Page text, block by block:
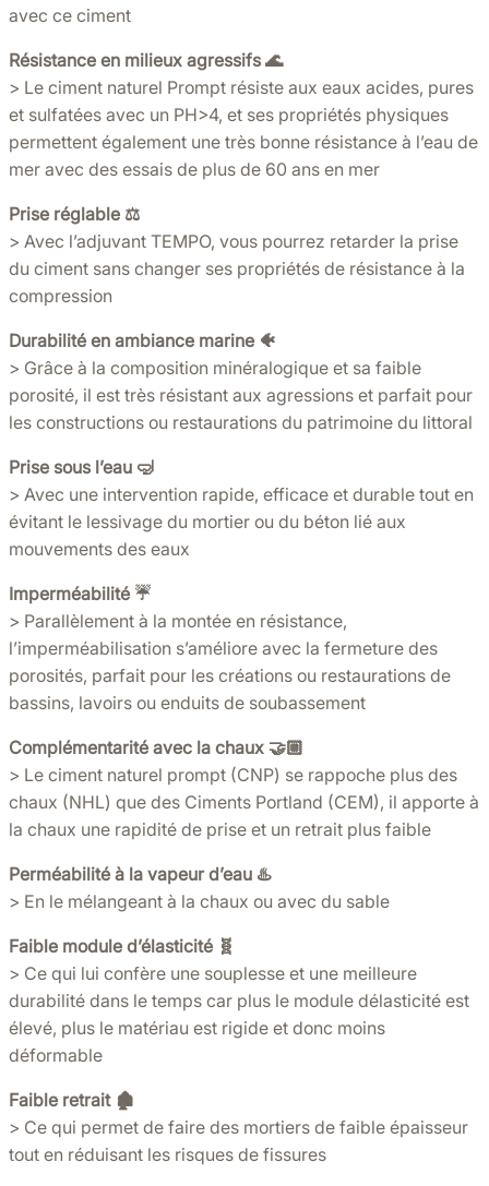
avec ce ciment
Résistance en milieux agressifs 🌊
> Le ciment naturel Prompt résiste aux eaux acides, pures
et sulfatées avec un PH>4, et ses propriétés physiques
permettent également une très bonne résistance à l’eau de
mer avec des essais de plus de 60 ans en mer
Prise réglable ⚖️
> Avec l’adjuvant TEMPO, vous pourrez retarder la prise
du ciment sans changer ses propriétés de résistance à la
compression
Durabilité en ambiance marine 🐠
> Grâce à la composition minéralogique et sa faible
porosité, il est très résistant aux agressions et parfait pour
les constructions ou restaurations du patrimoine du littoral
Prise sous l’eau 🤿
> Avec une intervention rapide, efficace et durable tout en
évitant le lessivage du mortier ou du béton lié aux
mouvements des eaux
Imperméabilité ☔️
> Parallèlement à la montée en résistance,
l’imperméabilisation s’améliore avec la fermeture des
porosités, parfait pour les créations ou restaurations de
bassins, lavoirs ou enduits de soubassement
Complémentarité avec la chaux 🤝🏼
> Le ciment naturel prompt (CNP) se rappoche plus des
chaux (NHL) que des Ciments Portland (CEM), il apporte à
la chaux une rapidité de prise et un retrait plus faible
Perméabilité à la vapeur d’eau ♨️
> En le mélangeant à la chaux ou avec du sable
Faible module d’élasticité 🧬
> Ce qui lui confère une souplesse et une meilleure
durabilité dans le temps car plus le module délasticité est
élevé, plus le matériau est rigide et donc moins
déformable
Faible retrait 🏚️
> Ce qui permet de faire des mortiers de faible épaisseur
tout en réduisant les risques de fissures